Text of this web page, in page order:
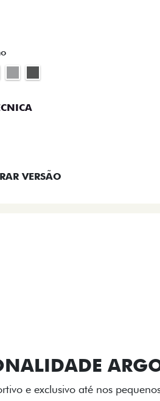
VERSÃO
E
e o novo logo Fiat também